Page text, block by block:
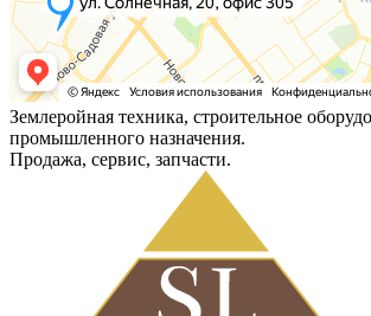
Землеройная техника, строительное
промышленного назначения.
Продажа, сервис, запчасти.